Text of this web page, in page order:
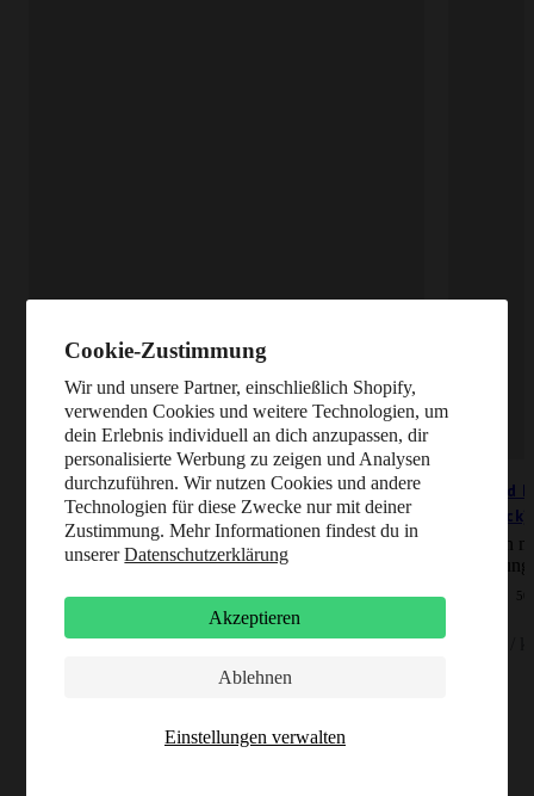
Cookie-Zustimmung
Wir und unsere Partner, einschließlich Shopify,
verwenden Cookies und weitere Technologien, um
dein Erlebnis individuell an dich anzupassen, dir
personalisierte Werbung zu zeigen und Analysen
durchzuführen. Wir nutzen Cookies und andere
Technologien für diese Zwecke nur mit deiner
Zustimmung. Mehr Informationen findest du in
unsererDatenschutzerklärung
Einstellungen verwalten
Akzeptieren
Ablehnen
Saftgold Kurkuma Ingwer Gummies Apfel Mango
+ Zink (75 Stück)
Naschen mit Nutzen: Deine tägliche Portion
Immunkraft¹
67 Bewertungen
55,80 € / kg
Saftgold
(60 Stück)
Naschen
50